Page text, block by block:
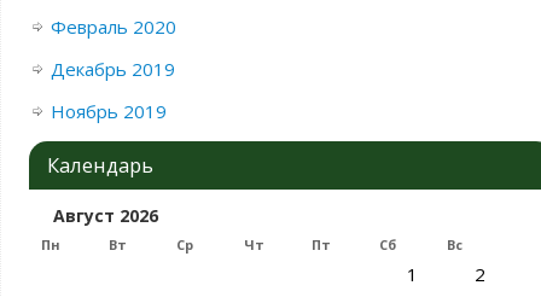
Февраль 2020
Декабрь 2019
Ноябрь 2019
Календарь
Август 2026
Пн Вт Ср Чт Пт Сб Вс
1
2